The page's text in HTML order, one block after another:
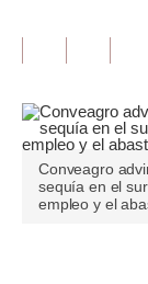
Editorial
Pregunta de hoy
Conveagro
sequía en el
empleo y el